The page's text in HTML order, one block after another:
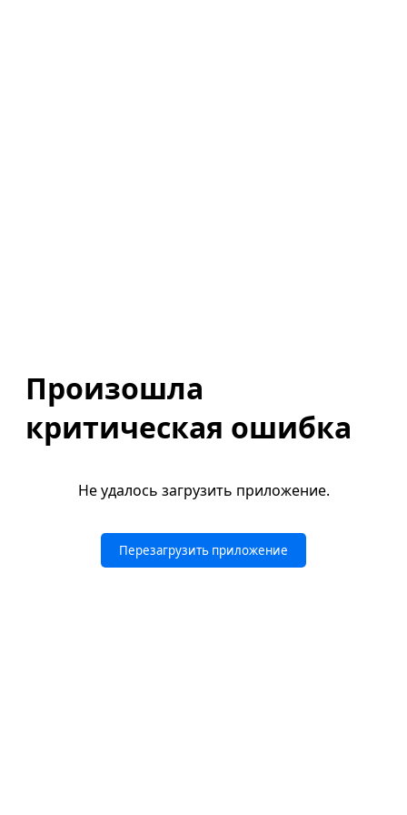
Произошла
критическая ошибка
Не удалось загрузить приложение.
Перезагрузить приложение